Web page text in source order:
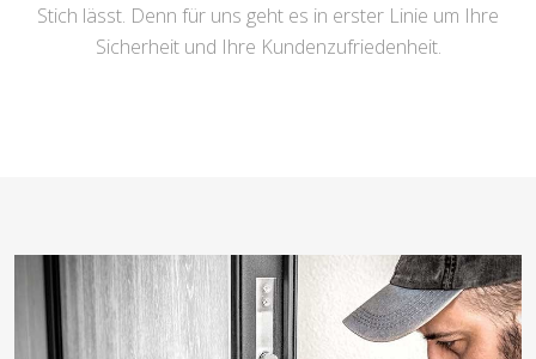
Stich lässt. Denn für uns geht es in erster Linie um Ihre
Sicherheit und Ihre Kundenzufriedenheit.